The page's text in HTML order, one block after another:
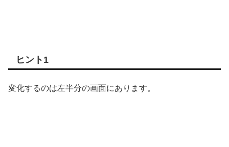
ヒント1
変化するのは左半分の画面にあります。